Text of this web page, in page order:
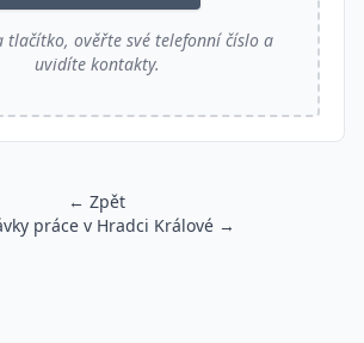
tlačítko, ověřte své telefonní číslo a
uvidíte kontakty.
← Zpět
práce v Hradci Králové →